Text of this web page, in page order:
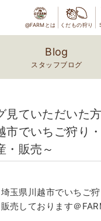
@FARMとは くだもの狩り
Blog
スタッフブログ
見ていただいた
市でいちご狩り
・販売～
玉県川越市でいちご
売しております＠